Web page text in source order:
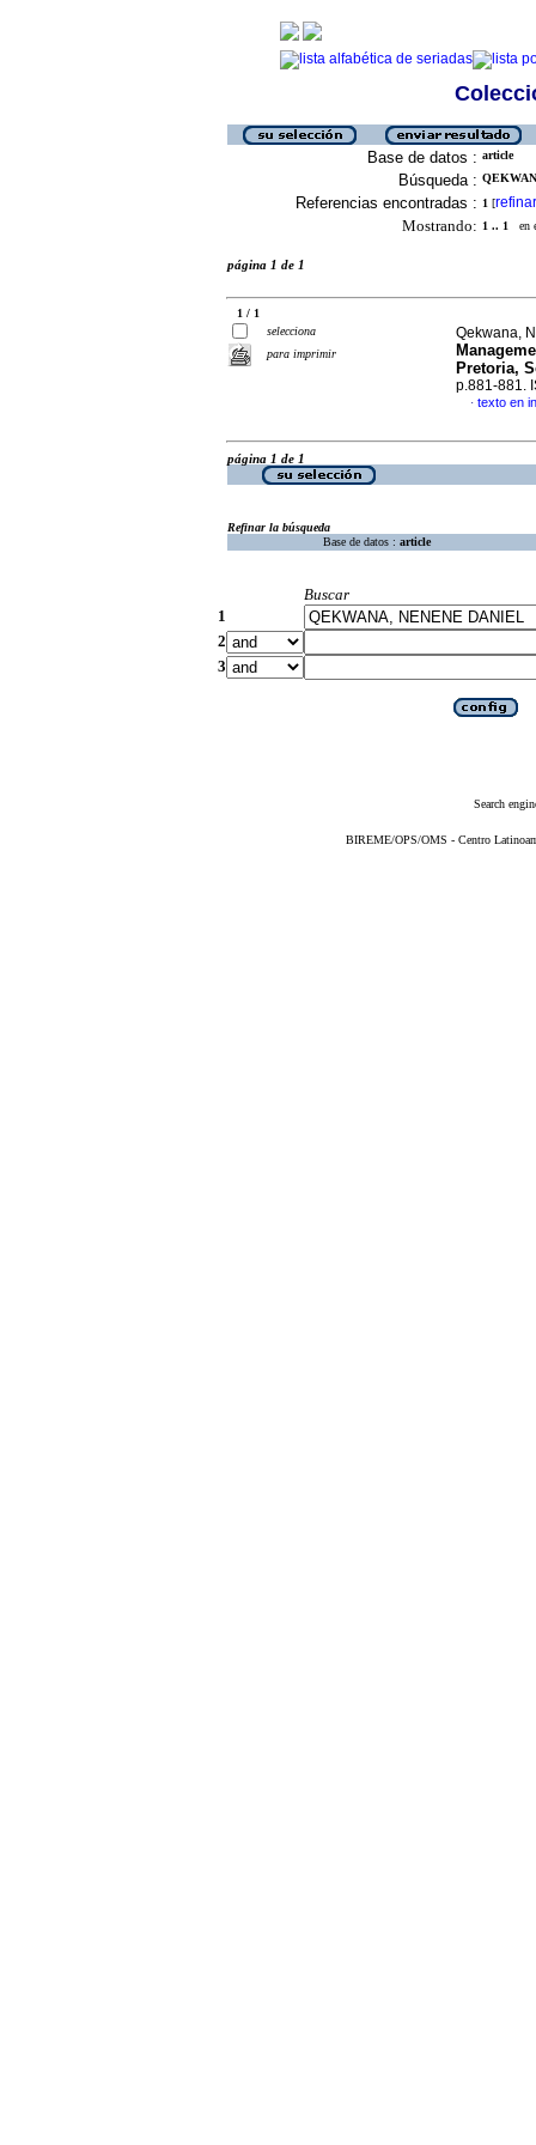
Base de datos : article
Búsqueda :
Referencias encontradas : 1 [refinar
Mostrando: 1 .. 1 en
página 1 de 1
1 / 1
selecciona
para imprimir
Qekwana,
Pretoria,
p.881-881.
· texto en
página 1 de 1
Refinar la búsqueda
Base de datos : article
Buscar
1
2
3
Search
BIREME/OPS/OMS - Centro